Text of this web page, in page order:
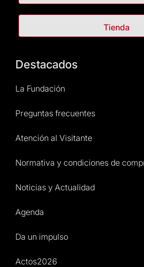
Tienda
Destacados
La Fundación
Preguntas frecuentes
Atención al Visitante
Normativa y condiciones de
Noticias y Actualidad
Agenda
Da un impulso
Actos2026